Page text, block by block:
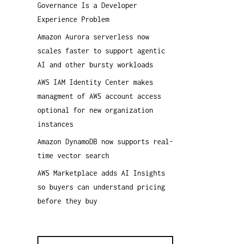
a
c
h
:
Governance Is a Developer
Experience Problem
Amazon Aurora serverless now
scales faster to support agentic
AI and other bursty workloads
AWS IAM Identity Center makes
managment of AWS account access
optional for new organization
instances
Amazon DynamoDB now supports real-
time vector search
AWS Marketplace adds AI Insights
so buyers can understand pricing
before they buy